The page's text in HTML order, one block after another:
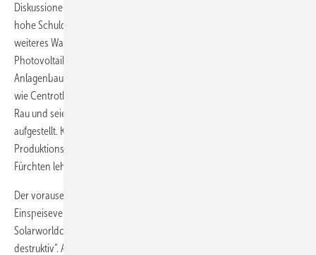
Diskussionen um eine weitere Reduktion. Denn aus seiner Sicht ließen
hohe Schulden und wenig Finanzkraft sehr wenig Spielraum für ein
weiteres Wachstum oder gar eine Expansion ins Ausland. Dem
Photovoltaik-Hersteller Solarworld und den deutschen
Anlagenbauern, die sich auf die Fertigungsstraßen spezialisiert hätten
wie Centrotherm Photovoltaics, Manz Automation oder Roth amp;
Rau und seien im Wettbewerb mit der asiatischen Konkurrenz gut
aufgestellt. Kunststück, denn sie liefern eben jenen Asiaten die
Produktionslinien, mit denen diese wiederum den Europäern das
Fürchten lehren.
Der vorauseilende Gehorsam des BSW in punkto Senkung der
Einspeisevergütung ist aus dieser Perspektive unglücklich.
Solarworldchef Frank Asbeck wird deutlich: "Das wäre dumm und
destruktiv“. Aus Sicht der Entwicklung des gesamten Marktes könnte es